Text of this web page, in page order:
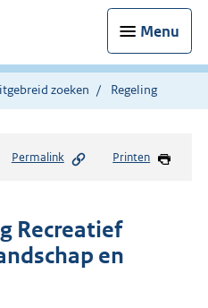
Menu
zoeken Regeling
Permalink Printen
Recreatief
en